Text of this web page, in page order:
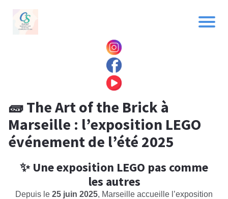
🧱 The Art of the Brick à
Marseille : l’exposition LEGO
événement de l’été 2025
✨ Une exposition LEGO pas comme
les autres
Depuis le 25 juin 2025, Marseille accueille l’exposition